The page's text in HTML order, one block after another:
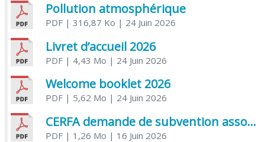
Pollution atmosphérique
PDF| 316,87 Ko | 24 Juin 2026
Livret d’accueil 2026
PDF| 4,43 Mo | 24 Juin 2026
Welcome booklet 2026
PDF| 5,62 Mo | 24 Juin 2026
CERFA demande de subvention association
PDF| 1,26 Mo | 16 Juin 2026